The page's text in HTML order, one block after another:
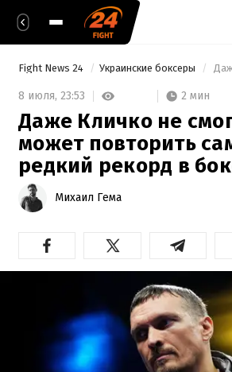
Fight News 24 Украинские боксеры
8 июля, 23:53 2 мин
Даже Кличко не
может повторить
редкий рекорд в
Михаил Гема